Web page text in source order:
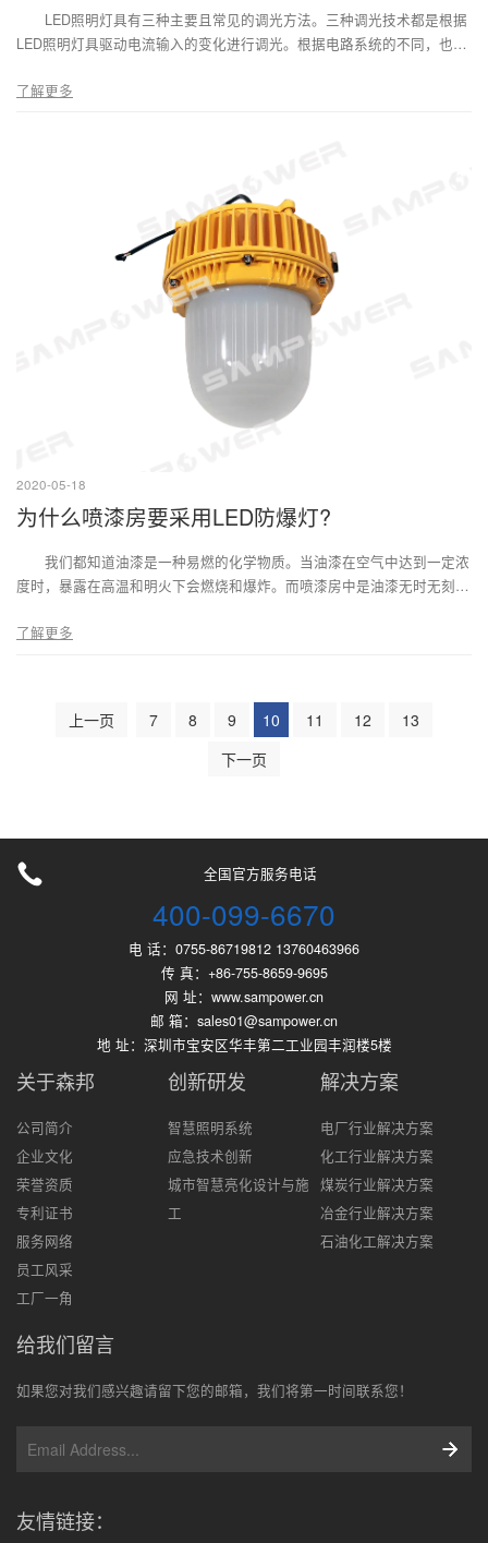
LED照明灯具有三种主要且常见的调光方法。三种调光技术都是根据
LED照明灯具驱动电流输入的变化进行调光。根据电路系统的不同，也可
了解更多
2020-05-18
为什么喷漆房要采用LED防爆灯?
我们都知道油漆是一种易燃的化学物质。当油漆在空气中达到一定浓
度时，暴露在高温和明火下会燃烧和爆炸。而喷漆房中是油漆无时无刻不
了解更多
上一页 7 8 9 10 11 12
13
下一页
全国官方服务电话
400-099-6670
电 话：0755-86719812 13760463966
传 真：+86-755-8659-9695
网 址：www.sampower.cn
邮 箱：sales01@sampower.cn
地 址：深圳市宝安区华丰第二工业园丰润楼5楼
关于森邦
公司简介
企业文化
荣誉资质
专利证书
服务网络
员工风采
工厂一角
创新研发
智慧照明系统
应急技术创新
城市智慧亮化设计与施
工
解决方案
电厂行业解决方案
化工行业解决方案
煤炭行业解决方案
冶金行业解决方案
石油化工解决方案
给我们留言
如果您对我们感兴趣请留下您的邮箱，我们将第一时间联系您！
友情链接：